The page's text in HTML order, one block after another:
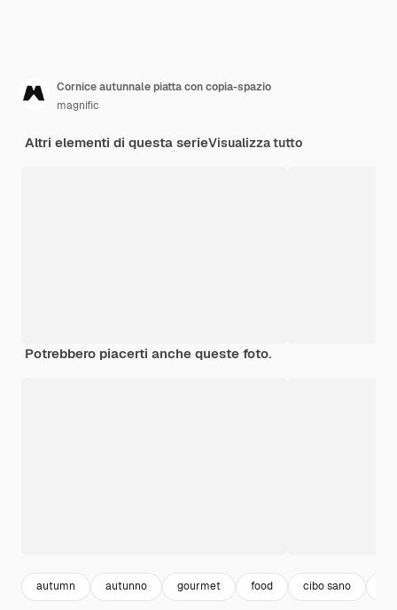
Cornice autunnale piatta con copia-spazio
magnific
Altri elementi di questa serieVisualizza tutto
Potrebbero piacerti anche queste foto.
autumn autunno gourmet food cibo sano